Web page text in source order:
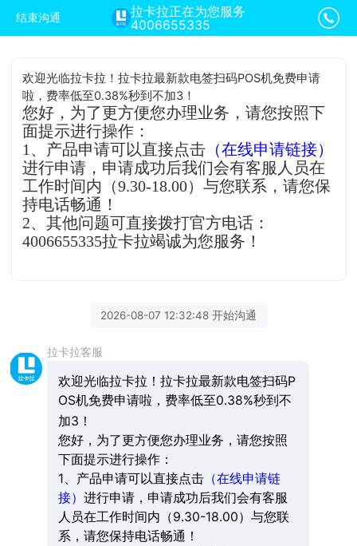
结束沟通
拉卡拉正在为您服务
4006655335
欢迎光临拉卡拉！拉卡拉最新款电签扫码POS机免费申请
啦，费率低至0.38%秒到不加3！
您好，为了更方便您办理业务，请您按照下
面提示进行操作：
1、产品申请可以直接点击 （在线申请链接）
进行申请，申请成功后我们会有客服人员在
工作时间内（9.30-18.00）与您联系，请您保
持电话畅通！
2、其他问题可直接拨打官方电话：
4006655335拉卡拉竭诚为您服务！
2026-08-07 12:32:48 开始沟通
拉卡拉客服
欢迎光临拉卡拉！拉卡拉最新款电签扫码P
OS机免费申请啦，费率低至0.38%秒到不
加3！
您好，为了更方便您办理业务，请您按照
下面提示进行操作：
1、产品申请可以直接点击（在线申请链
接） 进行申请，申请成功后我们会有客服
人员在工作时间内（9.30-18.00）与您联
系，请您保持电话畅通！